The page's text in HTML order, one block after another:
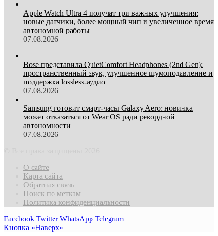
Apple Watch Ultra 4 получат три важных улучшения:
новые датчики, более мощный чип и увеличенное время
автономной работы
07.08.2026
Bose представила QuietComfort Headphones (2nd Gen):
пространственный звук, улучшенное шумоподавление и
поддержка lossless-аудио
07.08.2026
Samsung готовит смарт-часы Galaxy Aero: новинка
может отказаться от Wear OS ради рекордной
автономности
07.08.2026
О сайте
Карта сайта
Обратная связь
Поиск по меткам
Политика конфиденциальности
Facebook Twitter WhatsApp Telegram
Кнопка «Наверх»